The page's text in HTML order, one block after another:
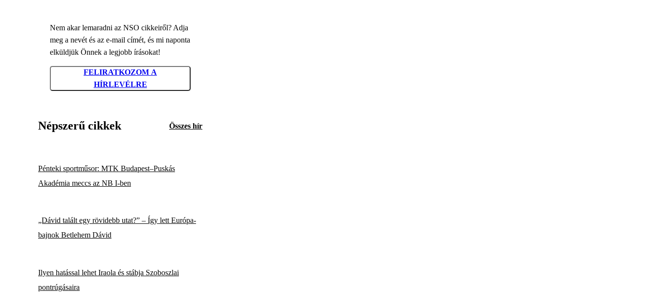
Nem akar lemaradni az NSO cikkeiről? Adja
meg a nevét és az e-mail címét, és mi naponta
elküldjük Önnek a legjobb írásokat!
FELIRATKOZOM A
HÍRLEVÉLRE
Népszerű cikkek Összes hír
Pénteki sportműsor: MTK Budapest–Puskás
Akadémia meccs az NB I-ben
„Dávid talált egy rövidebb utat?” – Így lett Európa-
bajnok Betlehem Dávid
Ilyen hatással lehet Iraola és stábja Szoboszlai
pontrúgásaira